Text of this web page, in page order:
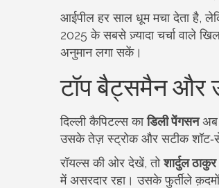
आईपील हर साल धूम मचा देता है,
2025 के सबसे ज़्यादा चर्चा वाले
अनुमान लगा सकें।
टॉप बैट्समैन
दिल्ली कैपिटल्स काडिली पेंगसनअब
उसके तेज़ स्ट्रोक और सटीक
रॉयल्स की ओर देखें, तोशार्दुल ठाकुर
में असरदार रहा। उसके फुर्तीले